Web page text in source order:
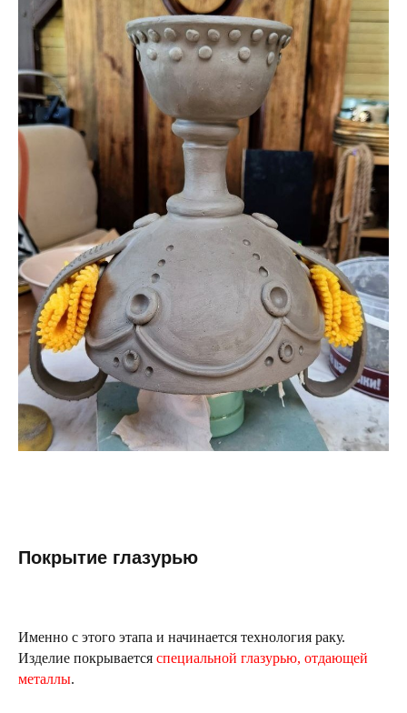
Покрытие глазурью
Именно с этого этапа и начинается технология раку.
Изделие покрывается специальной глазурью, отдающей
металлы.